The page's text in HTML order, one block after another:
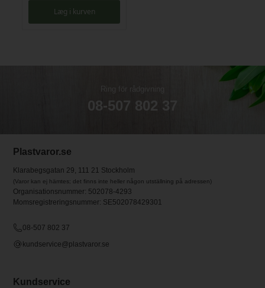
Læg i kurven
Ring för rådgivning
08-507 802 37
Plastvaror.se
Klarabegsgatan 29, 111 21 Stockholm
(Varor kan ej hämtes; det finns inte heller någon utställning på adressen)
Organisationsnummer: 502078-4293
Momsregistreringsnummer: SE502078429301
08-507 802 37
kundservice@plastvaror.se
Kundservice